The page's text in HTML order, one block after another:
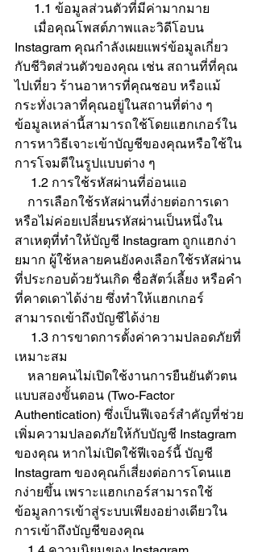
      1.1 ข้อมูลส่วนตัวที่มีค่ามากมาย
Instagram คุณกำลังเผยแพร่ข้อมูลเกี่ยว
กับชีวิตส่วนตัวของคุณ เช่น สถานที่ที่คุณ
ไปเที่ยว ร้านอาหารที่คุณชอบ หรือแม้
กระทั่งเวลาที่คุณอยู่ในสถานที่ต่าง ๆ
ข้อมูลเหล่านี้สามารถใช้โดยแฮกเกอร์ใน
การหาวิธีเจาะเข้าบัญชีของคุณหรือใช้ใน
การโจมตีในรูปแบบต่าง ๆ
     1.2 การใช้รหัสผ่านที่อ่อนแอ
หรือไม่ค่อยเปลี่ยนรหัสผ่านเป็นหนึ่งใน
สาเหตุที่ทำให้บัญชี Instagram ถูกแฮกง่า
ยมาก ผู้ใช้หลายคนยังคงเลือกใช้รหัสผ่าน
ที่ประกอบด้วยวันเกิด ชื่อสัตว์เลี้ยง หรือคำ
ที่คาดเดาได้ง่าย ซึ่งทำให้แฮกเกอร์
สามารถเข้าถึงบัญชีได้ง่าย
เหมาะสม
แบบสองขั้นตอน (Two-Factor
Authentication) ซึ่งเป็นฟีเจอร์สำคัญที่ช่วย
เพิ่มความปลอดภัยให้กับบัญชี Instagram
ของคุณ หากไม่เปิดใช้ฟีเจอร์นี้ บัญชี
Instagram ของคุณก็เสี่ยงต่อการโดนแฮ
กง่ายขึ้น เพราะแฮกเกอร์สามารถใช้
ข้อมูลการเข้าสู่ระบบเพียงอย่างเดียวใน
การเข้าถึงบัญชีของคุณ